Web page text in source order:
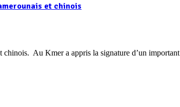
et chinois
Au Kmer a appris la signature d’un